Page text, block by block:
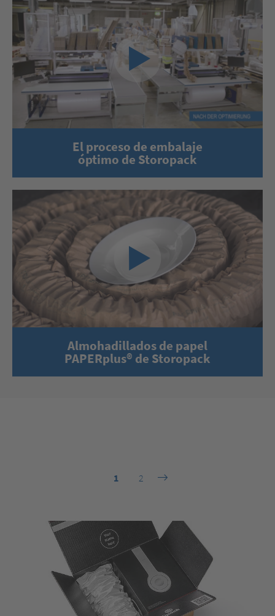
El proceso de embalaje
óptimo de Storopack
Almohadillados de papel
PAPERplus® de Storopack
1 2